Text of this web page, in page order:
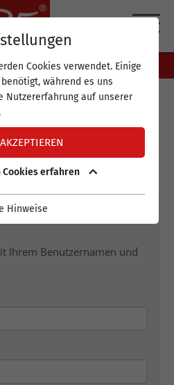
Cookies verwendet. Einige
während es uns
Nutzererfahrung auf unserer
Cookies erfahren
Hinweise